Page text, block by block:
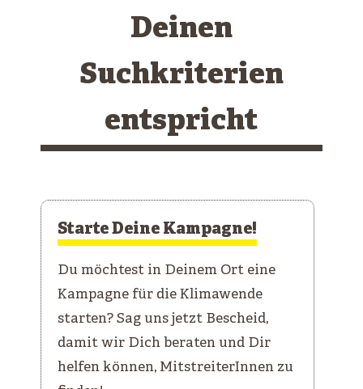
Deinen
Suchkriterien
entspricht
Starte Deine Kampagne!
Du möchtest in Deinem Ort eine
Kampagne für die Klimawende
starten? Sag uns jetzt Bescheid,
damit wir Dich beraten und Dir
helfen können, MitstreiterInnen zu